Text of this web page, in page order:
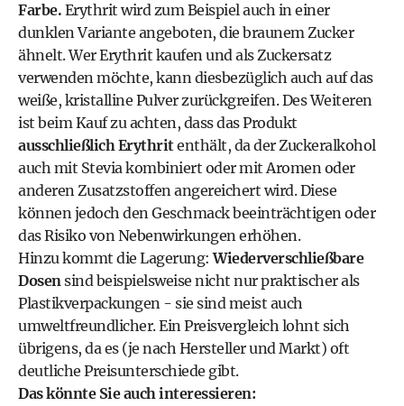
Farbe. Erythrit wird zum Beispiel auch in einer
dunklen Variante angeboten, die braunem Zucker
ähnelt. Wer Erythrit kaufen und als Zuckersatz
verwenden möchte, kann diesbezüglich auch auf das
weiße, kristalline Pulver zurückgreifen. Des Weiteren
ist beim Kauf zu achten, dass das Produkt
ausschließlich Erythritenthält, da der Zuckeralkohol
auch mit Stevia kombiniert oder mit Aromen oder
anderen Zusatzstoffen angereichert wird. Diese
können jedoch den Geschmack beeinträchtigen oder
das Risiko von Nebenwirkungen erhöhen.
Hinzu kommt die Lagerung:Wiederverschließbare
Dosensind beispielsweise nicht nur praktischer als
Plastikverpackungen - sie sind meist auch
umweltfreundlicher. Ein Preisvergleich lohnt sich
übrigens, da es (je nach Hersteller und Markt) oft
deutliche Preisunterschiede gibt.
Das könnte Sie auch interessieren: